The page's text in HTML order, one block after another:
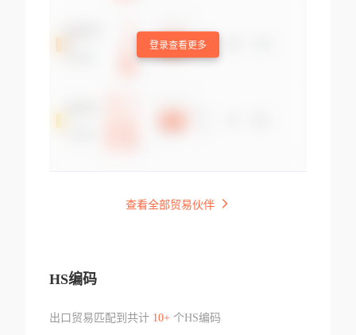
登录查看更多
查看全部贸易伙伴
HS编码
出口贸易匹配到共计 10+个HS编码